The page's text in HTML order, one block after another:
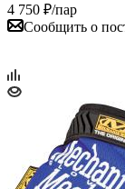
4 750 ₽/пар
Сообщить о